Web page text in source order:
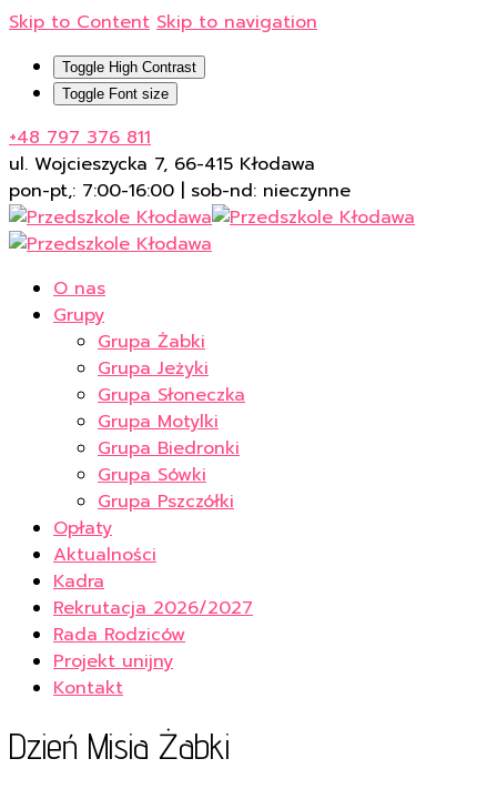
Skip to Content Skip to navigation
Toggle High Contrast
Toggle Font size
+48 797 376 811
ul. Wojcieszycka 7, 66-415 Kłodawa
pon-pt,: 7:00-16:00 | sob-nd: nieczynne
O nas
Grupy
Grupa Żabki
Grupa Jeżyki
Grupa Słoneczka
Grupa Motylki
Grupa Biedronki
Grupa Sówki
Grupa Pszczółki
Opłaty
Aktualności
Kadra
Rekrutacja 2026/2027
Rada Rodziców
Projekt unijny
Kontakt
Dzień Misia Żabki